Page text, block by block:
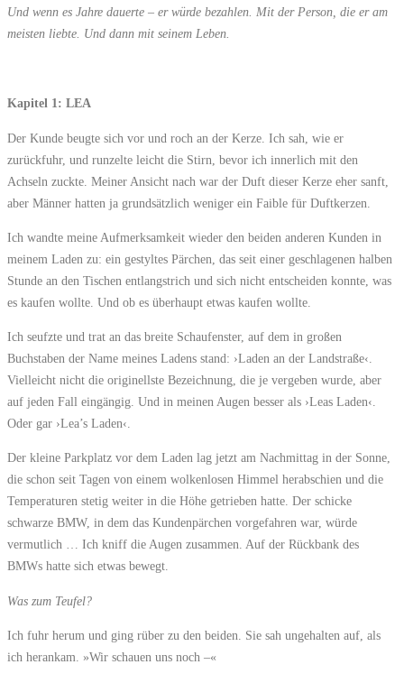
Und wenn es Jahre dauerte – er würde bezahlen. Mit der Person, die er am
meisten liebte. Und dann mit seinem Leben.
Kapitel 1: LEA
Der Kunde beugte sich vor und roch an der Kerze. Ich sah, wie er
zurückfuhr, und runzelte leicht die Stirn, bevor ich innerlich mit den
Achseln zuckte. Meiner Ansicht nach war der Duft dieser Kerze eher sanft,
aber Männer hatten ja grundsätzlich weniger ein Faible für Duftkerzen.
Ich wandte meine Aufmerksamkeit wieder den beiden anderen Kunden in
meinem Laden zu: ein gestyltes Pärchen, das seit einer geschlagenen halben
Stunde an den Tischen entlangstrich und sich nicht entscheiden konnte, was
es kaufen wollte. Und ob es überhaupt etwas kaufen wollte.
Ich seufzte und trat an das breite Schaufenster, auf dem in großen
Buchstaben der Name meines Ladens stand: ›Laden an der Landstraße‹.
Vielleicht nicht die originellste Bezeichnung, die je vergeben wurde, aber
auf jeden Fall eingängig. Und in meinen Augen besser als ›Leas Laden‹.
Oder gar ›Lea’s Laden‹.
Der kleine Parkplatz vor dem Laden lag jetzt am Nachmittag in der Sonne,
die schon seit Tagen von einem wolkenlosen Himmel herabschien und die
Temperaturen stetig weiter in die Höhe getrieben hatte. Der schicke
schwarze BMW, in dem das Kundenpärchen vorgefahren war, würde
vermutlich … Ich kniff die Augen zusammen. Auf der Rückbank des
BMWs hatte sich etwas bewegt.
Was zum Teufel?
Ich fuhr herum und ging rüber zu den beiden. Sie sah ungehalten auf, als
ich herankam. »Wir schauen uns noch –«